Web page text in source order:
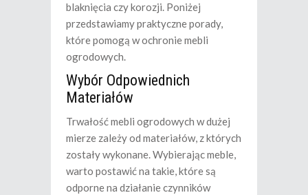
blaknięcia czy korozji. Poniżej
przedstawiamy praktyczne porady,
które pomogą w ochronie mebli
ogrodowych.
Wybór Odpowiednich
Materiałów
Trwałość mebli ogrodowych w dużej
mierze zależy od materiałów, z których
zostały wykonane. Wybierając meble,
warto postawić na takie, które są
odporne na działanie czynników